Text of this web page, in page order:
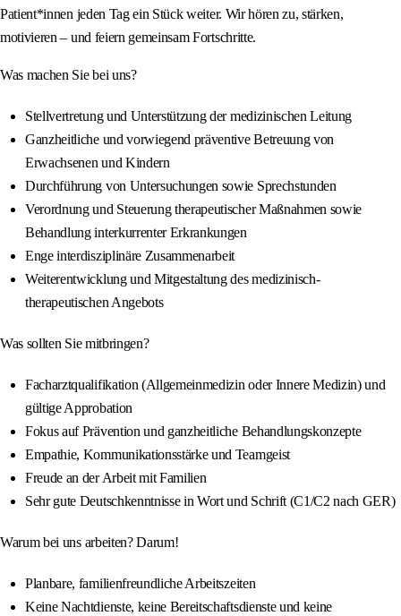
Patient*innen jeden Tag ein Stück weiter. Wir hören zu, stärken,
motivieren – und feiern gemeinsam Fortschritte.
Was machen Sie bei uns?
Stellvertretung und Unterstützung der medizinischen Leitung
Ganzheitliche und vorwiegend präventive Betreuung von
Erwachsenen und Kindern
Durchführung von Untersuchungen sowie Sprechstunden
Verordnung und Steuerung therapeutischer Maßnahmen sowie
Behandlung interkurrenter Erkrankungen
Enge interdisziplinäre Zusammenarbeit
Weiterentwicklung und Mitgestaltung des medizinisch-
therapeutischen Angebots
Was sollten Sie mitbringen?
Facharztqualifikation (Allgemeinmedizin oder Innere Medizin) und
gültige Approbation
Fokus auf Prävention und ganzheitliche Behandlungskonzepte
Empathie, Kommunikationsstärke und Teamgeist
Freude an der Arbeit mit Familien
Sehr gute Deutschkenntnisse in Wort und Schrift (C1/C2 nach GER)
Warum bei uns arbeiten? Darum!
Planbare, familienfreundliche Arbeitszeiten
Keine Nachtdienste, keine Bereitschaftsdienste und keine